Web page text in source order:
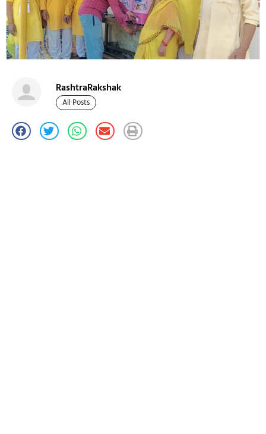
RashtraRakshak
All Posts